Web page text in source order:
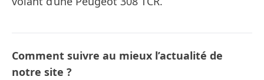
Comment suivre au mieux l’actualité de
notre site ?